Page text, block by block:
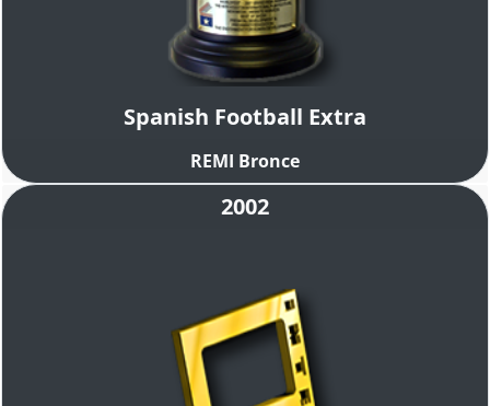
Spanish Football Extra
REMI Bronce
2002